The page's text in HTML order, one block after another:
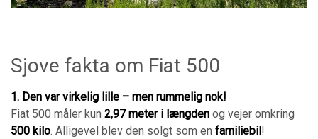
Sjove fakta om Fiat 500
1. Den var virkelig lille – men rummelig nok!
Fiat 500 måler kun 2,97 meter i længden og vejer omkring
500 kilo. Alligevel blev den solgt som en familiebil !